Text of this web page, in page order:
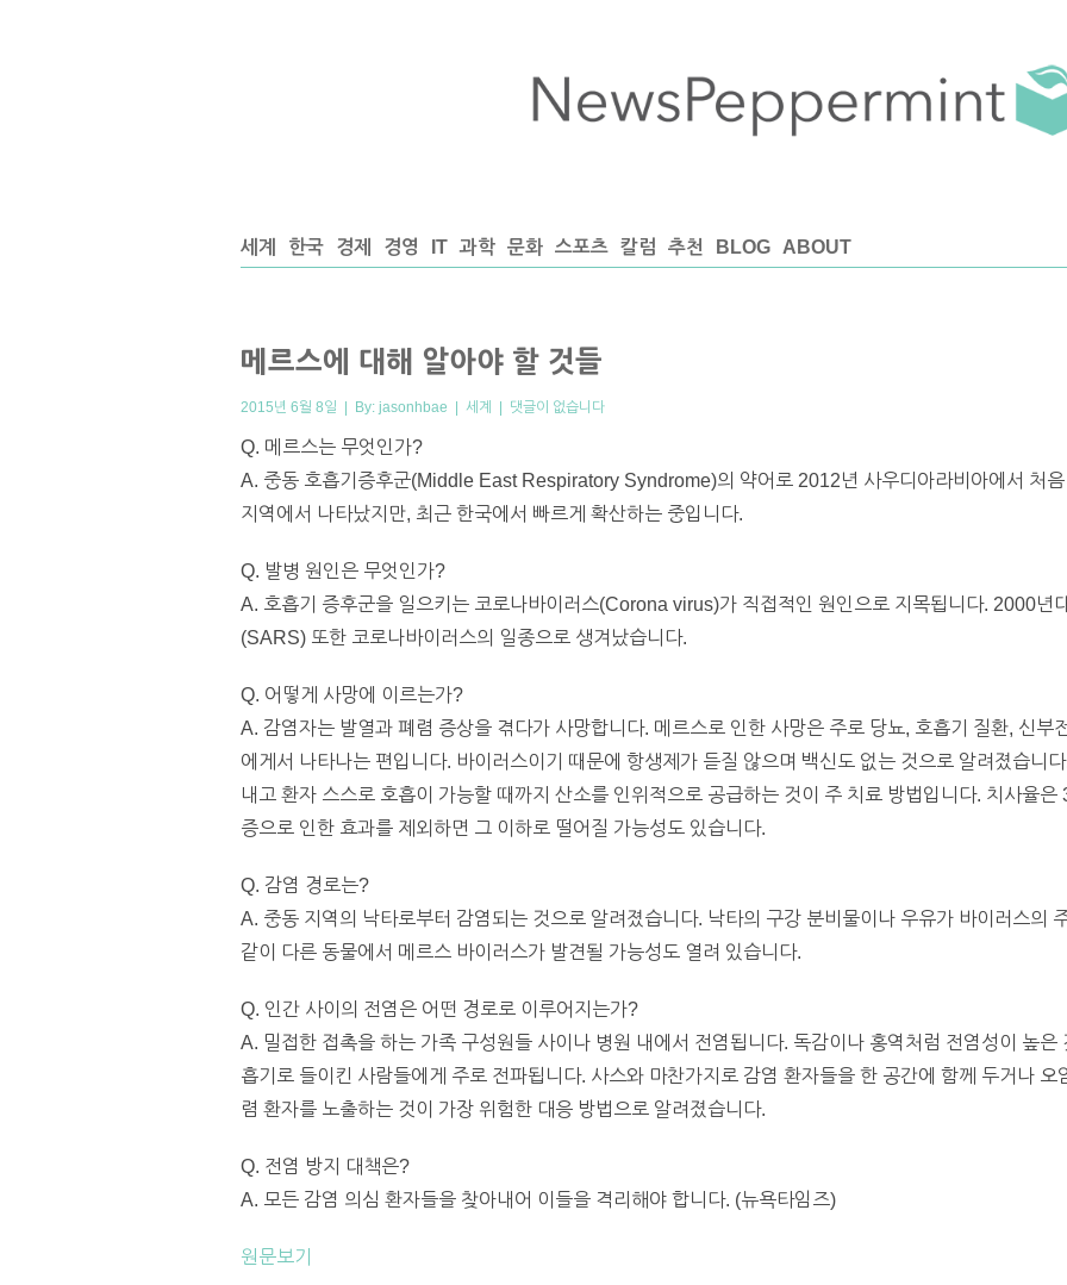
세계 한국 경제 경영 IT 과학 문화 스포츠 칼럼 추천 BLOG ABOUT
메르스에 대해 알아야 할 것들
2015년 6월 8일 | By: jasonhbae | 세계 | 댓글이 없습니다
Q. 메르스는 무엇인가?
A. 중동 호흡기증후군(Middle East Respiratory Syndrome)의 약어로 2012년 사우디아라비아에서 처
지역에서 나타났지만, 최근 한국에서 빠르게 확산하는 중입니다.
Q. 발병 원인은 무엇인가?
A. 호흡기 증후군을 일으키는 코로나바이러스(Corona virus)가 직접적인 원인으로 지목됩니다. 2000년
(SARS) 또한 코로나바이러스의 일종으로 생겨났습니다.
Q. 어떻게 사망에 이르는가?
A. 감염자는 발열과 폐렴 증상을 겪다가 사망합니다. 메르스로 인한 사망은 주로 당뇨, 호흡기 질환, 신부
에게서 나타나는 편입니다. 바이러스이기 때문에 항생제가 듣질 않으며 백신도 없는 것으로 알려졌습니
내고 환자 스스로 호흡이 가능할 때까지 산소를 인위적으로 공급하는 것이 주 치료 방법입니다. 치사율
증으로 인한 효과를 제외하면 그 이하로 떨어질 가능성도 있습니다.
Q. 감염 경로는?
A. 중동 지역의 낙타로부터 감염되는 것으로 알려졌습니다. 낙타의 구강 분비물이나 우유가 바이러스의
같이 다른 동물에서 메르스 바이러스가 발견될 가능성도 열려 있습니다.
Q. 인간 사이의 전염은 어떤 경로로 이루어지는가?
A. 밀접한 접촉을 하는 가족 구성원들 사이나 병원 내에서 전염됩니다. 독감이나 홍역처럼 전염성이 높
흡기로 들이킨 사람들에게 주로 전파됩니다. 사스와 마찬가지로 감염 환자들을 한 공간에 함께 두거나 오
렴 환자를 노출하는 것이 가장 위험한 대응 방법으로 알려졌습니다.
Q. 전염 방지 대책은?
A. 모든 감염 의심 환자들을 찾아내어 이들을 격리해야 합니다. (뉴욕타임즈)
원문보기